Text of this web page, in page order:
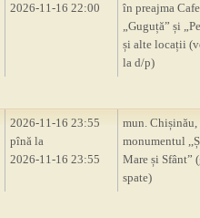
2026-11-16 22:00
în preajma
„Guguță” și
și alte locații
la d/p)
2026-11-16 23:55
pînă la
2026-11-16 23:55
mun. Chișinău,
monumentul
Mare și Sfânt”
spate)